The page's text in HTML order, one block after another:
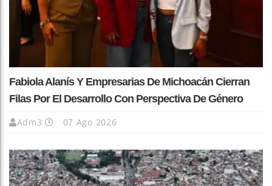
Fabiola Alanís Y Empresarias De Michoacán Cierran
Filas Por El Desarrollo Con Perspectiva De Género
Adm3 07 Ago 2026